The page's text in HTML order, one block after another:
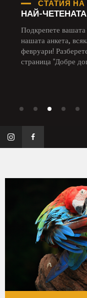
СТАТИЯ
НАЙ-
Подкрепете вашата
нашата анкета,
февруари!
страница "Добре